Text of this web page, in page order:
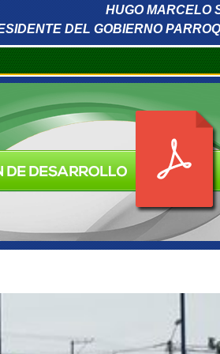
HUGO MARCELO
DEL GOBIERNO